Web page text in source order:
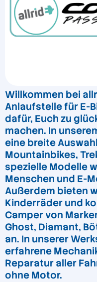
Willkommen bei
Anlaufstelle für E-
dafür, Euch zu
machen. In
eine breite
Mountainbikes,
spezielle Modelle
Menschen und E-
Außerdem bieten
Kinderräder und
Camper von
Ghost, Diamant,
an. In unserer
erfahrene
Reparatur aller
ohne Motor.